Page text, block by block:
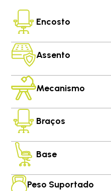
Encosto
Assento
Mecanismo
Braços
Base
Peso Suportado